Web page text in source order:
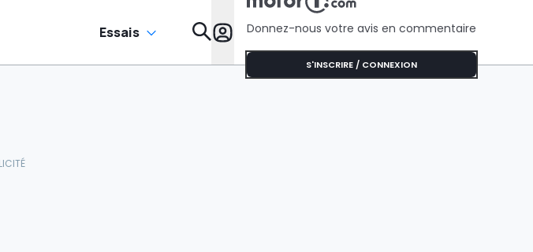
Essais Donnez-nous votre avis en commentaire
S'INSCRIRE / CONNEXION
l’Australie